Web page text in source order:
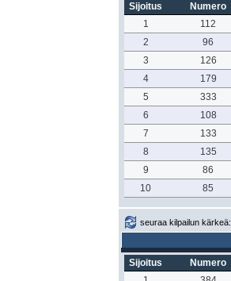
Sijoitus Numero
1
112
2
96
3
126
4
179
5
333
6
108
7
133
8
135
9
86
10
85
seuraa kilpailun kärkeä:
Sijoitus Numero